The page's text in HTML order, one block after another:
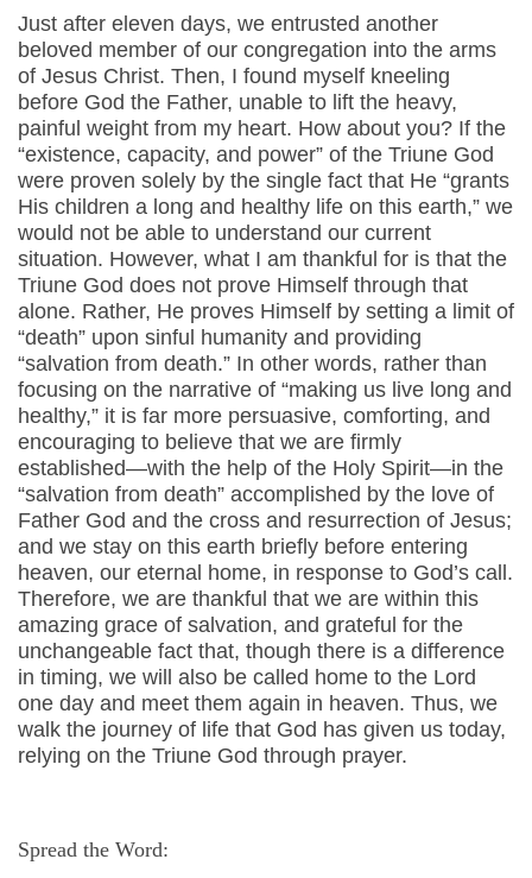
Just after eleven days, we entrusted another
beloved member of our congregation into the arms
of Jesus Christ. Then, I found myself kneeling
before God the Father, unable to lift the heavy,
painful weight from my heart. How about you? If the
“existence, capacity, and power” of the Triune God
were proven solely by the single fact that He “grants
His children a long and healthy life on this earth,” we
would not be able to understand our current
situation. However, what I am thankful for is that the
Triune God does not prove Himself through that
alone. Rather, He proves Himself by setting a limit of
“death” upon sinful humanity and providing
“salvation from death.” In other words, rather than
focusing on the narrative of “making us live long and
healthy,” it is far more persuasive, comforting, and
encouraging to believe that we are firmly
established—with the help of the Holy Spirit—in the
“salvation from death” accomplished by the love of
Father God and the cross and resurrection of Jesus;
and we stay on this earth briefly before entering
heaven, our eternal home, in response to God’s call.
Therefore, we are thankful that we are within this
amazing grace of salvation, and grateful for the
unchangeable fact that, though there is a difference
in timing, we will also be called home to the Lord
one day and meet them again in heaven. Thus, we
walk the journey of life that God has given us today,
relying on the Triune God through prayer.
Spread the Word: